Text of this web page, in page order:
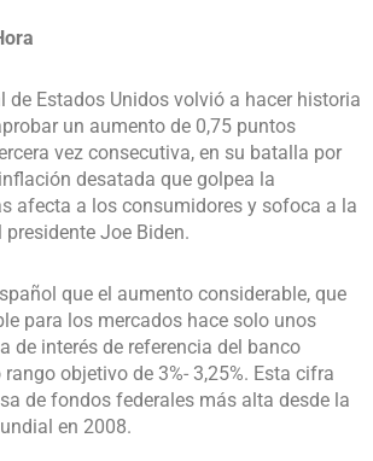
de Estados Unidos volvió a hacer historia
un aumento de 0,75 puntos
vez consecutiva, en su batalla por
desatada que golpea la
afecta a los consumidores y sofoca a la
Joe Biden.
que el aumento considerable, que
para los mercados hace solo unos
de interés de referencia del banco
objetivo de 3%- 3,25%. Esta cifra
de fondos federales más alta desde la
en 2008.